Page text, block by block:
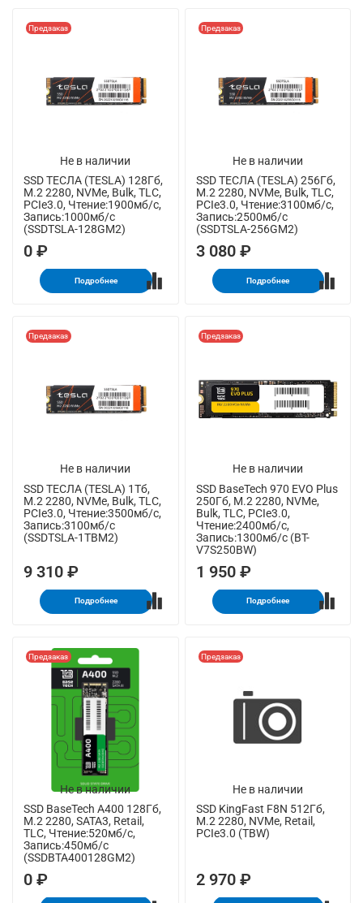
Не в наличии
Предзаказ
SSD ТЕСЛА (TESLA) 128Гб,
M.2 2280, NVMe, Bulk, TLC,
PCIe3.0, Чтение:1900мб/с,
Запись:1000мб/с
(SSDTSLA-128GM2)
0 ₽
Подробнее
Не в наличии
Предзаказ
SSD ТЕСЛА (TESLA) 256Гб,
M.2 2280, NVMe, Bulk, TLC,
PCIe3.0, Чтение:3100мб/с,
Запись:2500мб/с
(SSDTSLA-256GM2)
3 080 ₽
Подробнее
Не в наличии
Предзаказ
SSD ТЕСЛА (TESLA) 1Тб,
M.2 2280, NVMe, Bulk, TLC,
PCIe3.0, Чтение:3500мб/с,
Запись:3100мб/с
(SSDTSLA-1TBM2)
9 310 ₽
Подробнее
Не в наличии
Предзаказ
SSD BaseTech 970 EVO Plus
250Гб, M.2 2280, NVMe,
Bulk, TLC, PCIe3.0,
Чтение:2400мб/с,
Запись:1300мб/с (BT-
V7S250BW)
1 950 ₽
Подробнее
Не в наличии
Предзаказ
SSD BaseTech A400 128Гб,
M.2 2280, SATA3, Retail,
TLC, Чтение:520мб/с,
Запись:450мб/с
(SSDBTA400128GM2)
0 ₽
Не в наличии
Предзаказ
SSD KingFast F8N 512Гб,
M.2 2280, NVMe, Retail,
PCIe3.0 (TBW)
2 970 ₽